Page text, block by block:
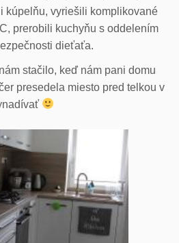
kúpelňu, vyriešili komplikované
prerobili kuchyňu s oddelením
dieťaťa.
stačilo, keď nám pani domu
presedela miesto pred telkou v